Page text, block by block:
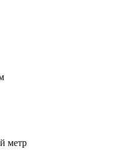
метр